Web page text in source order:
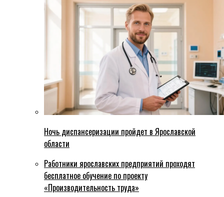
Ночь диспансеризации пройдет в Ярославской
области
Работники ярославских предприятий проходят
бесплатное обучение по проекту
«Производительность труда»